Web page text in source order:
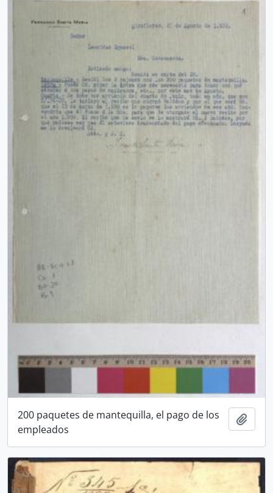
200 paquetes de mantequilla, el pago de los
empleados